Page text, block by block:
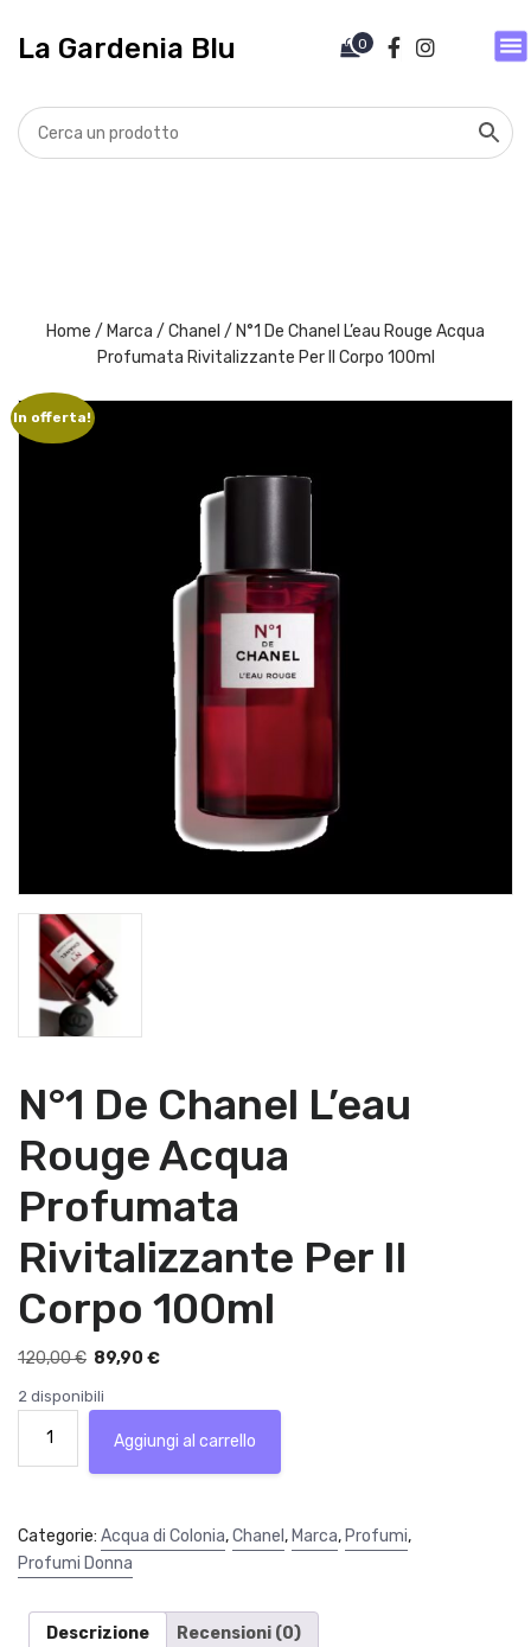
La Gardenia Blu 0
Home / Marca / Chanel / N°1 De Chanel L’eau Rouge Acqua
Profumata Rivitalizzante Per Il Corpo 100ml
In offerta!
N°1 De Chanel L’eau
Rouge Acqua
Profumata
Rivitalizzante Per Il
Corpo 100ml
120,00€
p
o
o
i
89,90 €
p
r
o
t
2 disponibili
Chanel
Rouge
Acqua
Profumata
Aggiungi al carrello
Categorie: Acqua di Colonia,Chanel , Marca, Profumi,
Profumi Donna
Descrizione Recensioni (0)